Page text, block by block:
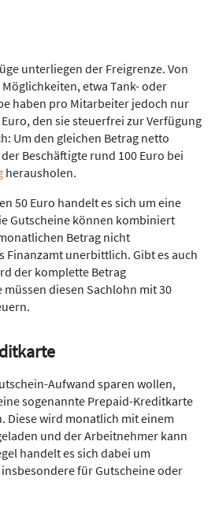
unterliegen der Freigrenze. Von
etwa Tank- oder
haben pro Mitarbeiter jedoch nur
den sie steuerfrei zur Verfügung
Um den gleichen Betrag netto
Beschäftigte rund 100 Euro bei
herausholen.
50 Euro handelt es sich um eine
Gutscheine können kombiniert
Betrag nicht
Finanzamt unerbittlich. Gibt es auch
der komplette Betrag
diesen Sachlohn mit 30
Aufwand sparen wollen,
sogenannte Prepaid-Kreditkarte
Diese wird monatlich mit einem
und der Arbeitnehmer kann
handelt es sich dabei um
für Gutscheine oder